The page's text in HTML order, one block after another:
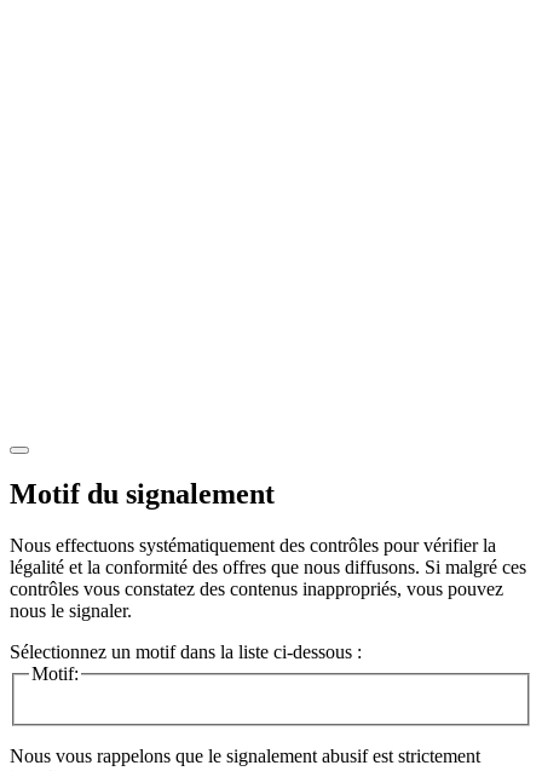
Motif du signalement
Nous effectuons systématiquement des contrôles pour vérifier la
légalité et la conformité des offres que nous diffusons. Si malgré ces
contrôles vous constatez des contenus inappropriés, vous pouvez
nous le signaler.
Sélectionnez un motif dans la liste ci-dessous :
Motif:
Nous vous rappelons que le signalement abusif est strictement